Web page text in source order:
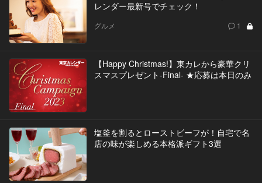
レンダー最新号でチェック！
グルメ 1
【Happy Christmas!】東カレから豪華クリ
スマスプレゼント-Final- ★応募は本日のみ
塩釜を割るとローストビーフが！自宅で名
店の味が楽しめる本格派ギフト3選